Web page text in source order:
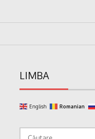
LIMBA
English Romanian